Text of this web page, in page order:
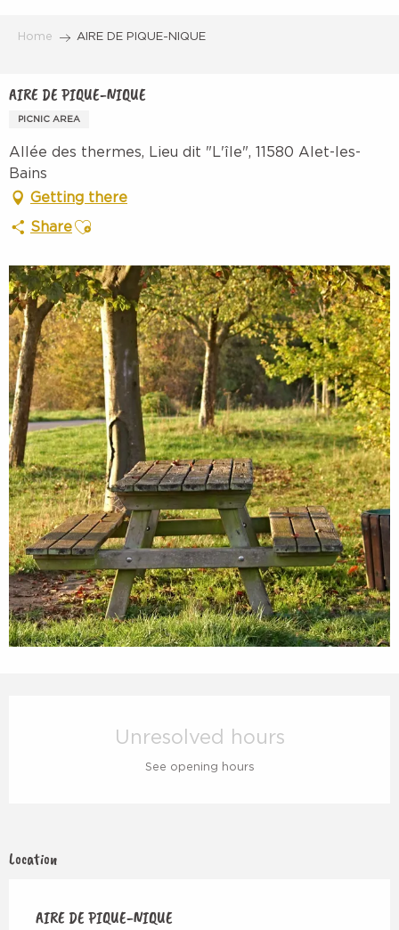
Home AIRE DE PIQUE-NIQUE
AIRE DE PIQUE-NIQUE
PICNIC AREA
Allée des thermes, Lieu dit "L'île", 11580 Alet-les-
Bains
Getting there
ShareAjouter aux favoris
Unresolved hours
See opening hours
Location
AIRE DE PIQUE-NIQUE